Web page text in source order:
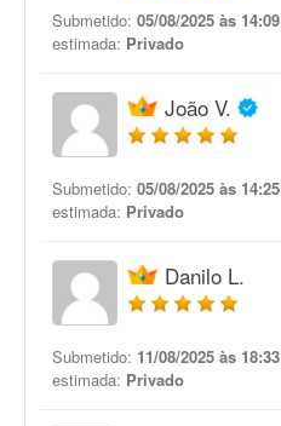
Submetido: 05/08/2025 às 14:09
estimada: Privado
João V.
Submetido: 05/08/2025 às 14:25
estimada: Privado
Danilo L.
Submetido: 11/08/2025 às 18:33
estimada: Privado